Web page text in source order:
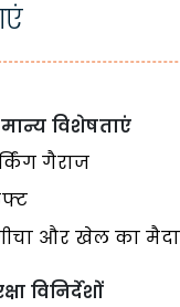
विशेषताएं
गैराज
और खेल का
विनिर्देशों